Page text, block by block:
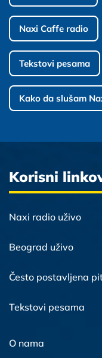
Naxi Caffe radio
Tekstovi pesama
Kako da slušam
Korisni
Naxi radio uživo
Beograd uživo
Često postavljena
Tekstovi pesama
O nama